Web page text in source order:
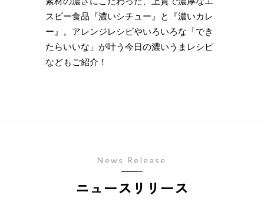
スビー食品『濃いシチュー』と『濃いカレ
ー』。アレンジレシピやいろいろな「でき
たらいいな」が叶う今日の濃いうまレシピ
などもご紹介！
ニュースリリース
News Release